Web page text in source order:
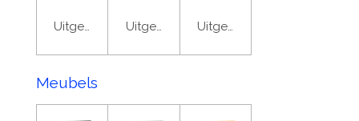
UitgeschakeldUitgeschakeldUitgeschakeld
Meubels